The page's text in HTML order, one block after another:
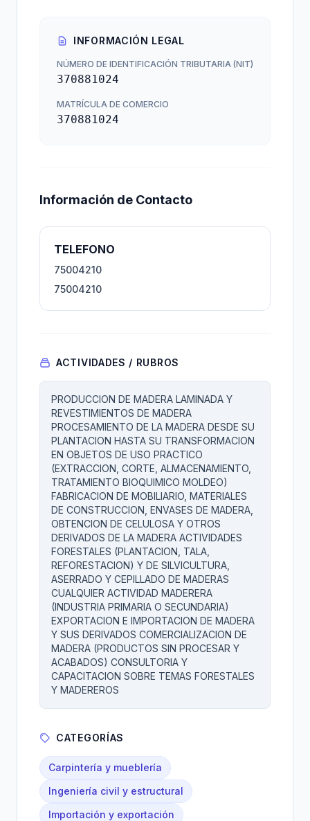
INFORMACIÓN LEGAL
NÚMERO DE IDENTIFICACIÓN TRIBUTARIA (NIT)
370881024
MATRÍCULA DE COMERCIO
370881024
Información de Contacto
TELEFONO
75004210
75004210
ACTIVIDADES / RUBROS
PRODUCCION DE MADERA LAMINADA Y
REVESTIMIENTOS DE MADERA
PROCESAMIENTO DE LA MADERA DESDE SU
PLANTACION HASTA SU TRANSFORMACION
EN OBJETOS DE USO PRACTICO
(EXTRACCION, CORTE, ALMACENAMIENTO,
TRATAMIENTO BIOQUIMICO MOLDEO)
FABRICACION DE MOBILIARIO, MATERIALES
DE CONSTRUCCION, ENVASES DE MADERA,
OBTENCION DE CELULOSA Y OTROS
DERIVADOS DE LA MADERA ACTIVIDADES
FORESTALES (PLANTACION, TALA,
REFORESTACION) Y DE SILVICULTURA,
ASERRADO Y CEPILLADO DE MADERAS
CUALQUIER ACTIVIDAD MADERERA
(INDUSTRIA PRIMARIA O SECUNDARIA)
EXPORTACION E IMPORTACION DE MADERA
Y SUS DERIVADOS COMERCIALIZACION DE
MADERA (PRODUCTOS SIN PROCESAR Y
ACABADOS) CONSULTORIA Y
CAPACITACION SOBRE TEMAS FORESTALES
Y MADEREROS
CATEGORÍAS
Carpintería y mueblería
Ingeniería civil y estructural
Importación y exportación